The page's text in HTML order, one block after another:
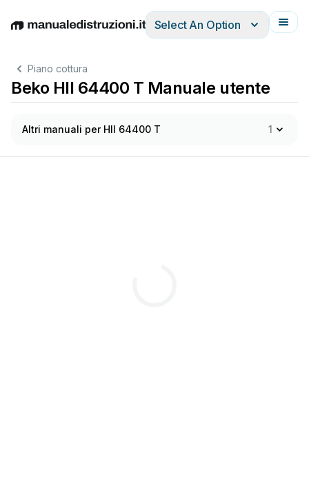
EnglishDeutschEspañolItalianoFrançais
Select An Option
Piano cottura
Beko HII 64400 T Manuale utente
Altri manuali per HII 64400 T 1